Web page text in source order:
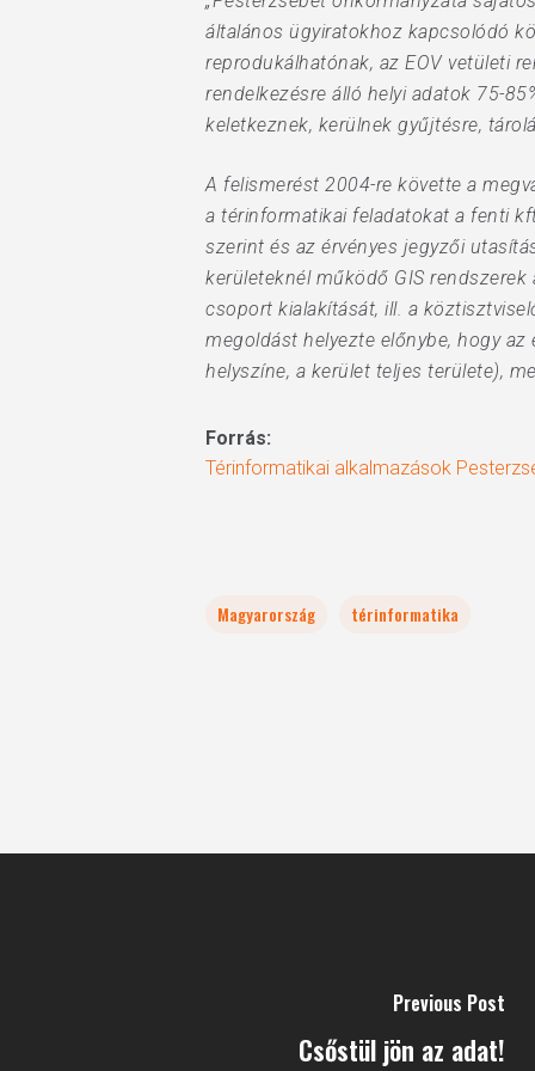
általános ügyiratokhoz kapcsolódó
reprodukálhatónak, az EOV vetületi
rendelkezésre álló helyi adatok 75-
keletkeznek, kerülnek gyűjtésre,
A felismerést 2004-re követte a
a térinformatikai feladatokat a fenti
szerint és az érvényes jegyzői
kerületeknél működő GIS
csoport kialakítását, ill. a
megoldást helyezte előnybe, hogy
helyszíne, a kerület teljes területe),
Forrás:
Térinformatikai alkalmazások
Magyarország térinformatika
Previous Post
Csőstül jön az adat!